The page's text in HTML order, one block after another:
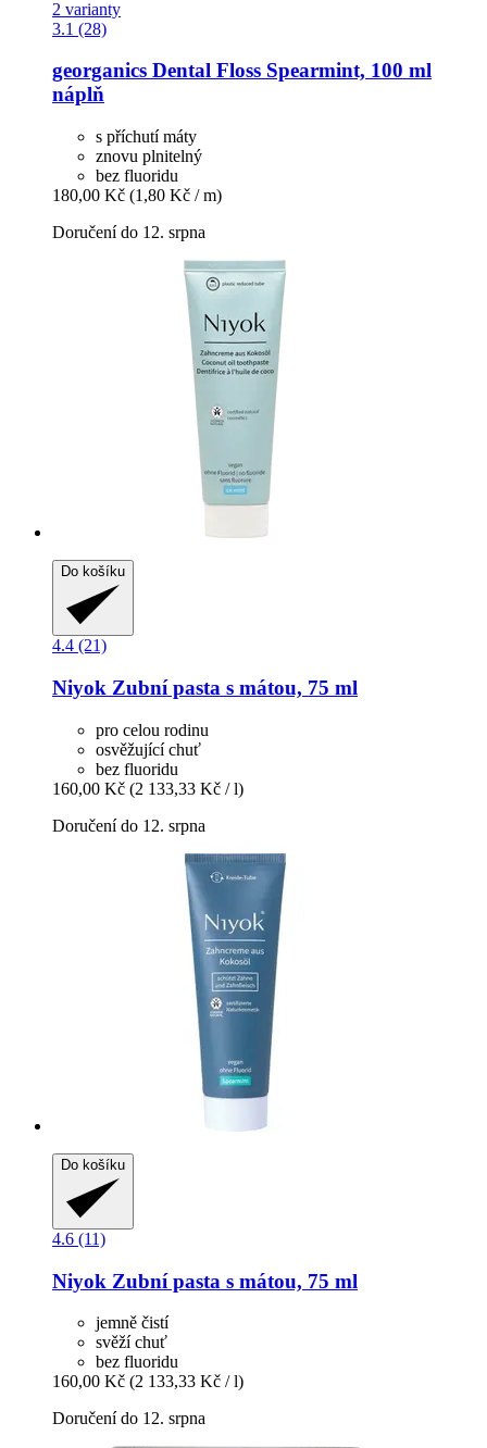
2 varianty
3.1 (28)
georganics Dental Floss Spearmint, 100 ml
náplň
s příchutí máty
znovu plnitelný
bez fluoridu
180,00 Kč (1,80 Kč / m)
Doručení do 12. srpna
Do košíku
4.4 (21)
Niyok Zubní pasta s mátou, 75 ml
pro celou rodinu
osvěžující chuť
bez fluoridu
160,00 Kč (2 133,33 Kč / l)
Doručení do 12. srpna
Do košíku
4.6 (11)
Niyok Zubní pasta s mátou, 75 ml
jemně čistí
svěží chuť
bez fluoridu
160,00 Kč (2 133,33 Kč / l)
Doručení do 12. srpna